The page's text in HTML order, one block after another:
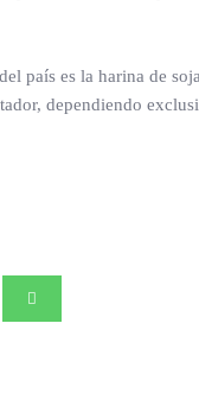
país es la harina de
dependiendo